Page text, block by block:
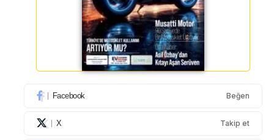
Facebook Beğen
X Takip et